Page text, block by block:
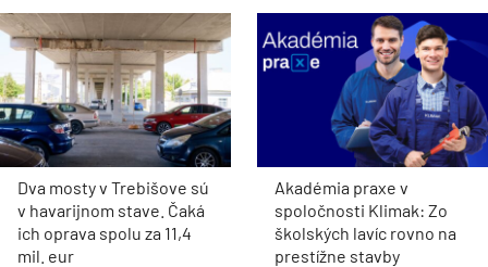
Dva mosty v Trebišove sú
v havarijnom stave. Čaká
ich oprava spolu za 11,4
mil. eur
Akadémia praxe v
spoločnosti Klimak: Zo
školských lavíc rovno na
prestížne stavby